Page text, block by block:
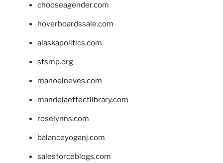
chooseagender.com
hoverboardssale.com
alaskapolitics.com
stsmp.org
manoelneves.com
mandelaeffectlibrary.com
roselynns.com
balanceyoganj.com
salesforceblogs.com